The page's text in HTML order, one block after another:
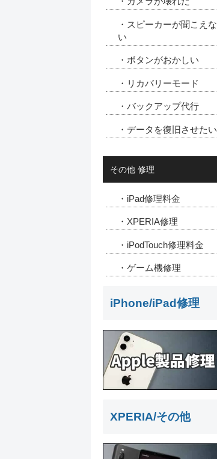
・スピーカーが聞こえな
い
・ボタンがおかしい
・リカバリーモード
・バックアップ代行
・データを復旧させたい
その他 修理
・iPad修理料金
・XPERIA修理
・iPodTouch修理料金
・ゲーム機修理
iPhone/iPad修理
XPERIA/その他